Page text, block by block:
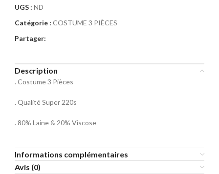
Sélectionnez la taille pour le produit
Taille Costume
46
52 54
UGS : ND
Catégorie : COSTUME 3 PIÈCES
Partager:
Description
. Costume 3 Pièces
. Qualité Super 220s
. 80% Laine & 20% Viscose
Informations complémentaires
Avis (0)